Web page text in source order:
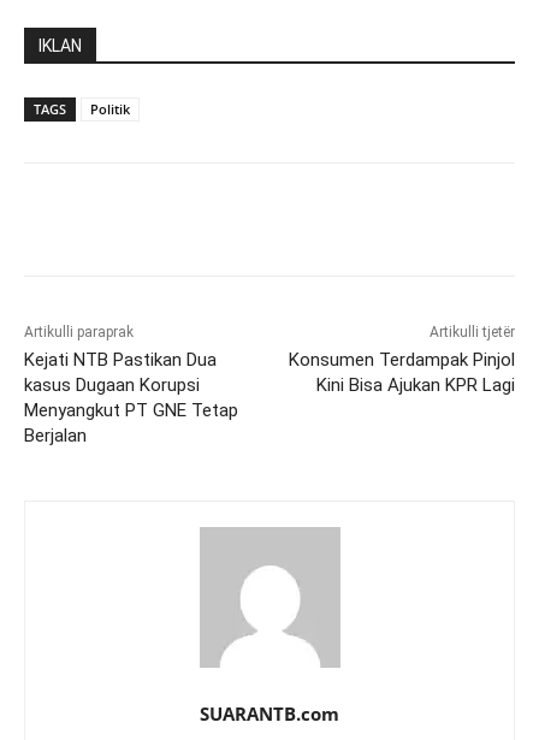
IKLAN
TAGS Politik
Artikulli paraprak
Kejati NTB Pastikan Dua
kasus Dugaan Korupsi
Menyangkut PT GNE Tetap
Berjalan
Artikulli tjetër
Konsumen Terdampak Pinjol
Kini Bisa Ajukan KPR Lagi
SUARANTB.com